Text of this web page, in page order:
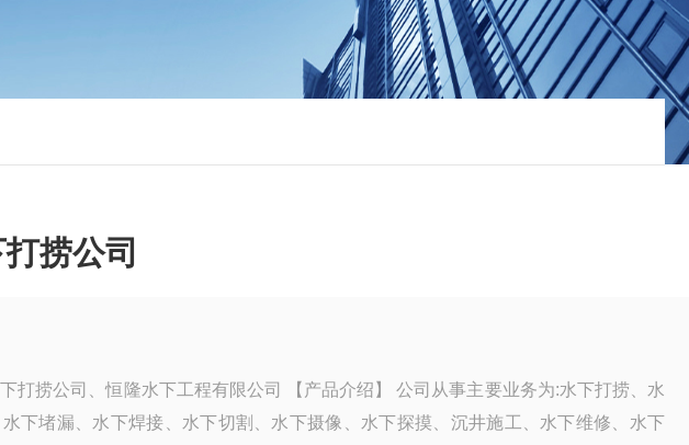
捞公司
打捞公司、恒隆水下工程有限公司 【产品介绍】 公司从事主要业务为:水下打捞、水
下堵漏、水下焊接、水下切割、水下摄像、水下探摸、沉井施工、水下维修、水下